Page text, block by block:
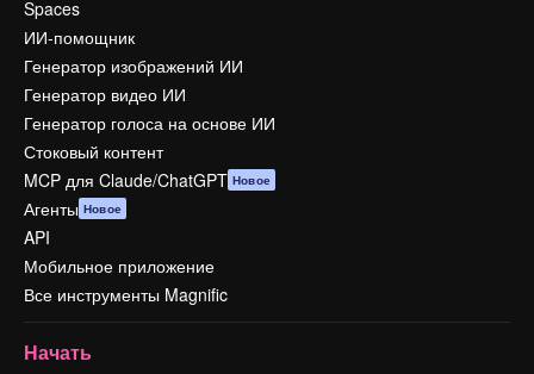
Spaces
ИИ-помощник
Генератор изображений ИИ
Генератор видео ИИ
Генератор голоса на основе ИИ
Стоковый контент
MCP для Claude/ChatGPT Новое
Агенты Новое
API
Мобильное приложение
Все инструменты Magnific
Начать